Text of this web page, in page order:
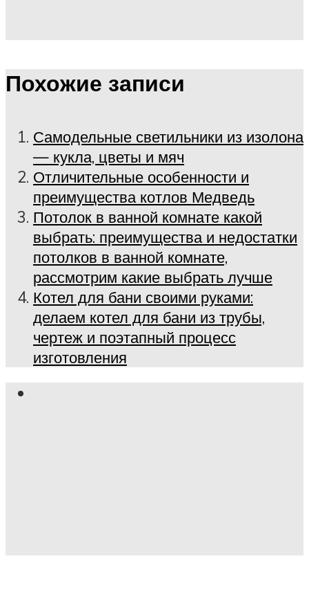
Похожие записи
Самодельные светильники из изолона
— кукла, цветы и мяч
Отличительные особенности и
преимущества котлов Медведь
Потолок в ванной комнате какой
выбрать: преимущества и недостатки
потолков в ванной комнате,
рассмотрим какие выбрать лучше
Котел для бани своими руками:
делаем котел для бани из трубы,
чертеж и поэтапный процесс
изготовления